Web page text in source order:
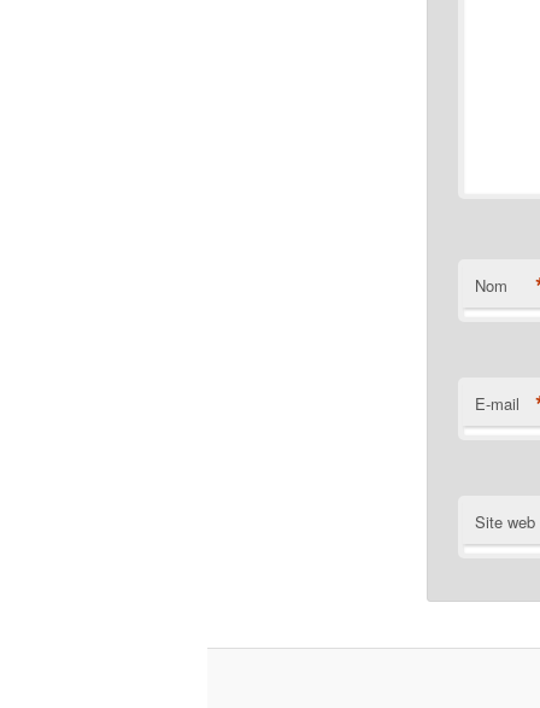
Nom
E-mail
Site web